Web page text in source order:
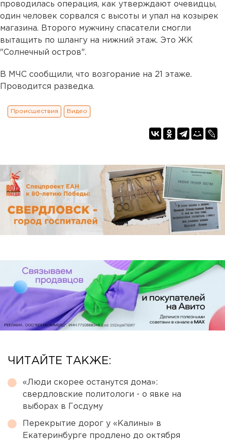
проводилась операция, как утверждают очевидцы,
один человек сорвался с высоты и упал на козырек
магазина. Второго мужчину спасатели смогли
вытащить по шлангу на нижний этаж. Это ЖК
"Солнечный остров".
В МЧС сообщили, что возгорание на 21 этаже.
Проводится разведка.
Происшествия Видео
ЧИТАЙТЕ ТАКЖЕ:
«Люди скорее останутся дома»:
свердловские политологи - о явке на
выборах в Госдуму
Перекрытие дорог у «Калины» в
Екатеринбурге продлено до октября